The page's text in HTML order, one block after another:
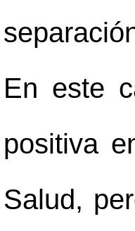
En este
positiva
Salud,